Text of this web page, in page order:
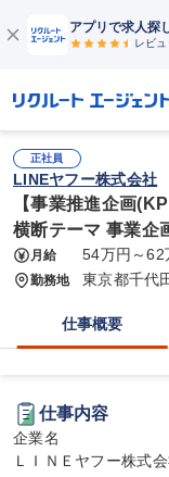
アプリで求人探
レビ
正社員
LINEヤフー株式会社
【事業推進企画
横断テーマ 事業企
月給 54万円～62
勤務地 東京都千代
仕事概要
仕事内容
企業名
ＬＩＮＥヤフー株式